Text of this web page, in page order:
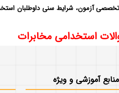
آزمون، شرایط سنی داوطلبان
استخدامی مخابرات
منابع آموزشی و ویژه